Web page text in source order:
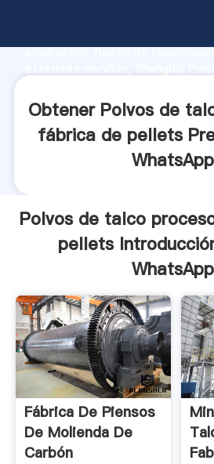
producción, fuerza de
aporta valores a todos los
Obtener Polvos de
fábrica de pellets
WhatsApp
Polvos de talco
pellets
WhatsApp
Fábrica De Piensos
De Molienda De
Carbón